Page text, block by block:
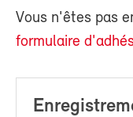
Vous n'êtes pas
formulaire